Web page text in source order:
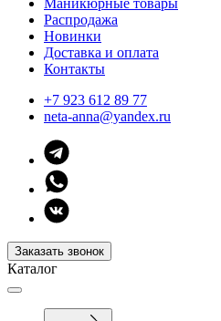
Маникюрные товары
Распродажа
Новинки
Доставка и оплата
Контакты
+7 923 612 89 77
neta-anna@yandex.ru
Заказать звонок
Каталог